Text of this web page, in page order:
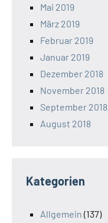
Mai 2019
März 2019
Februar 2019
Januar 2019
Dezember 2018
November 2018
September 2018
August 2018
Kategorien
Allgemein (137)